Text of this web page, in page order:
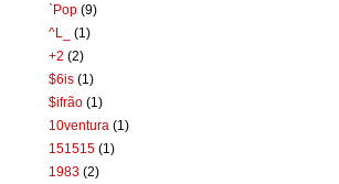
`Pop (9)
^L_
(1)
+2 (2)
$6is (1)
$ifrão (1)
10ventura (1)
151515 (1)
1983 (2)